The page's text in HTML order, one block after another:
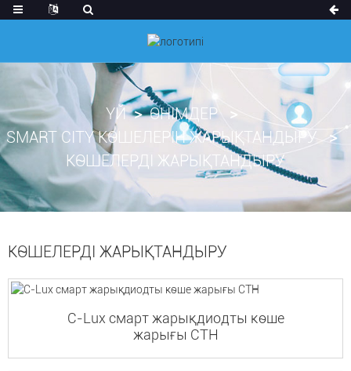
ҮЙ
ӨНІМДЕР
SMART CITY КӨШЕЛЕРІН ЖАРЫҚТАНДЫРУ
КӨШЕЛЕРДІ ЖАРЫҚТАНДЫРУ
КӨШЕЛЕРДІ ЖАРЫҚТАНДЫРУ
C-Lux смарт жарықдиодты көше
жарығы CTH